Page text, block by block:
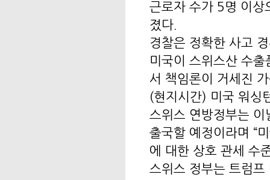
근로자 수가 5명 이상
졌다.
경찰은 정확한 사고
미국이 스위스산 수
서 책임론이 거세진
(현지시간) 미국 워싱
스위스 연방정부는
출국할 예정이라며 “
에 대한 상호 관세 수
스위스 정부는 트럼